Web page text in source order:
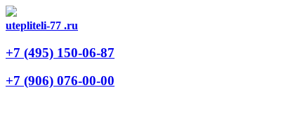
utepliteli-77 .ru
+7 (495) 150-06-87
+7 (906) 076-00-00